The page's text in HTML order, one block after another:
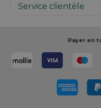
Travailler chez AVA
Inspiration
Réalisez votre création
Rédiger un
Service clientèle
Votre paiement
Retour
Rappels de produits
Payer en